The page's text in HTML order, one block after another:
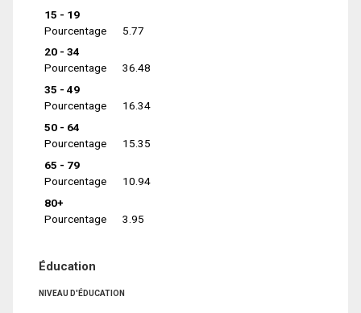
15 - 19
Pourcentage
5.77
20 - 34
Pourcentage
36.48
35 - 49
Pourcentage
16.34
50 - 64
Pourcentage
15.35
65 - 79
Pourcentage
10.94
80+
Pourcentage
3.95
Éducation
NIVEAU D'ÉDUCATION